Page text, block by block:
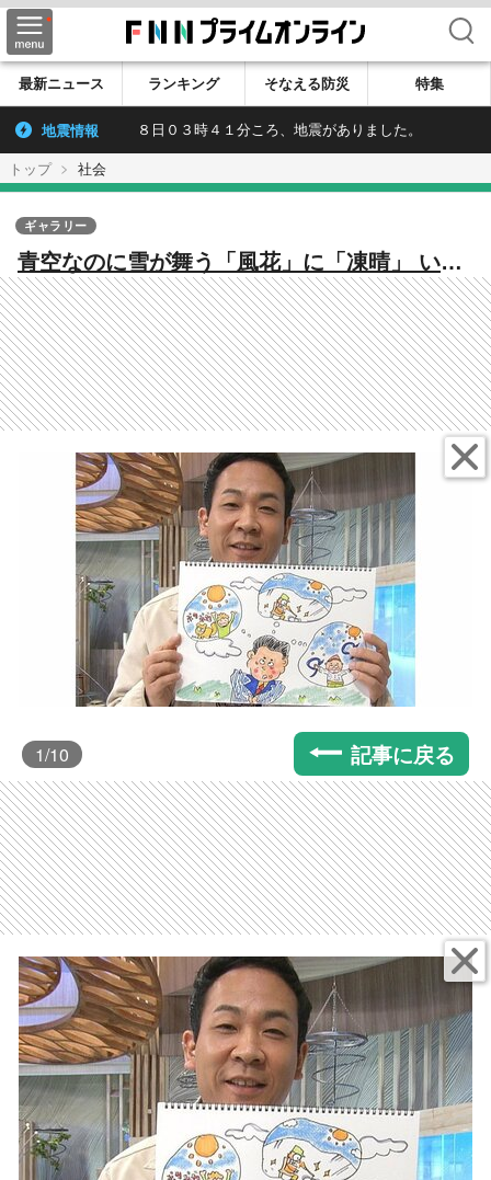
検索
最新ニュース ランキング そなえる防災 特集
地震情報 ８日０３時４１分ころ、地震がありました。
トップ 社会
青空なのに雪が舞う「風花」に「凍晴」 いく
つ知ってる？“冬晴れ”４種類
ギャラリー
1/10 記事に戻る